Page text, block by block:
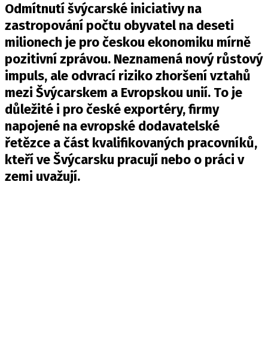
Odmítnutí švýcarské iniciativy na
zastropování počtu obyvatel na deseti
milionech je pro českou ekonomiku mírně
pozitivní zprávou. Neznamená nový růstový
impuls, ale odvrací riziko zhoršení vztahů
mezi Švýcarskem a Evropskou unií. To je
důležité i pro české exportéry, firmy
napojené na evropské dodavatelské
řetězce a část kvalifikovaných pracovníků,
kteří ve Švýcarsku pracují nebo o práci v
zemi uvažují.